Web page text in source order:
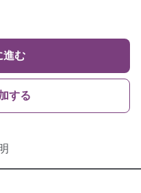
進む
する